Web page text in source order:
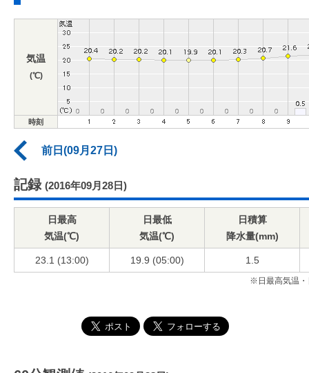
気温
(℃)
時刻
前日(09月27日)
記録 (2016年09月28日)
日最高
気温(℃)
日最低
気温(℃)
日積算
降水量(mm)
23.1 (13:00) 19.9 (05:00) 1.5
※日最高気温・